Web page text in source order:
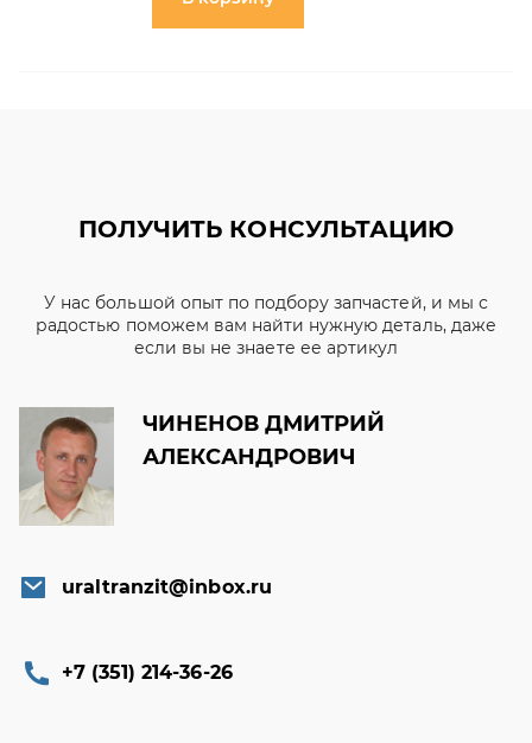
ПОЛУЧИТЬ КОНСУЛЬТАЦИЮ
У нас большой опыт по подбору запчастей, и мы с
радостью поможем вам найти нужную деталь, даже
если вы не знаете ее артикул
ЧИНЕНОВ ДМИТРИЙ
АЛЕКСАНДРОВИЧ
uraltranzit@inbox.ru
+7 (351) 214-36-26